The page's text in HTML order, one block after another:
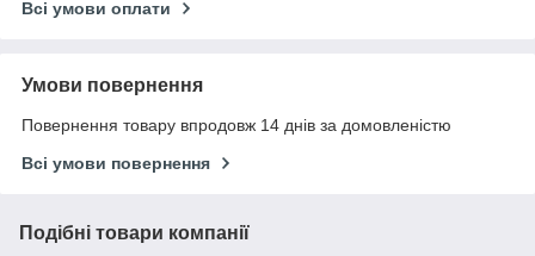
Всі умови оплати
Умови повернення
Повернення товару впродовж 14 днів за домовленістю
Всі умови повернення
Подібні товари компанії